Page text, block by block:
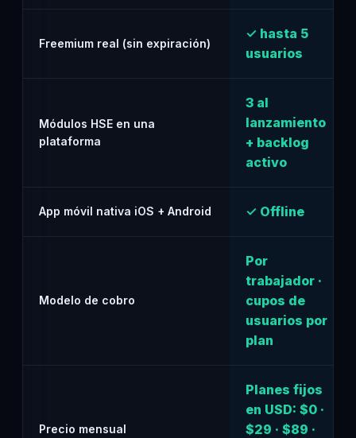
Freemium real (sin expiración)
✓ hasta 5
usuarios
Módulos HSE en una
plataforma
3 al
lanzamiento
+ backlog
activo
App móvil nativa iOS + Android ✓ Offline
Modelo de cobro
Por
trabajador ·
cupos de
usuarios por
plan
Precio mensual
Planes fijos
en USD: $0 ·
$29 · $89 ·